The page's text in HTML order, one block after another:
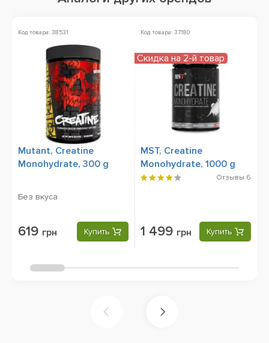
Код товара: 38531
Mutant, Creatine
Monohydrate, 300 g
Без вкуса
619 грн Купить
Код товара: 37180
MST, Creatine
Monohydrate, 1000 g
Отзывы 6
1 499 грн Купить
Скидка на 2-й товар